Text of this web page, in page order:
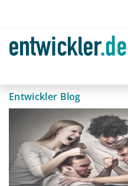
Entwickler Blog